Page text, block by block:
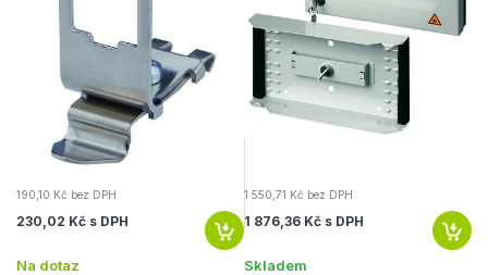
190,10 Kč bez DPH
230,02 Kč s DPH
Na dotaz
1 550,71 Kč bez DPH
1 876,36 Kč s DPH
Skladem